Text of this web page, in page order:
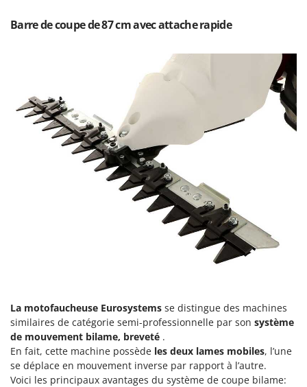
Minox
MOVA
Mowox
NuovaFac
O
Officine Savioli
Oliviero
Barre de coupe de 87 cm avec attache rapide
La motofaucheuse Eurosystems se distingue des machines
similaires de catégorie semi-professionnelle par son système
de mouvement bilame, breveté .
En fait, cette machine possède les deux lames mobiles, l’une
se déplace en mouvement inverse par rapport à l’autre.
Voici les principaux avantages du système de coupe bilame: